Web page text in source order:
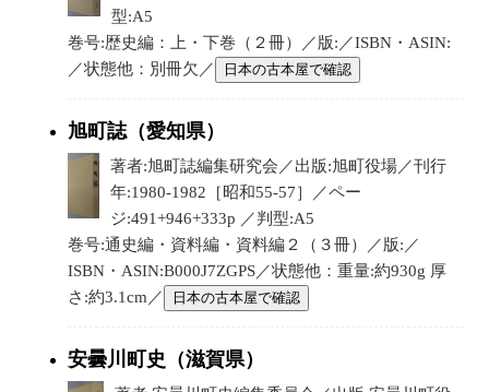
型:A5
巻号:歴史編：上・下巻（２冊）／版:／ISBN・ASIN:
／状態他：別冊欠／
日本の古本屋で確認
旭町誌（愛知県）
著者:旭町誌編集研究会／出版:旭町役場／刊行
年:1980-1982［昭和55-57］／ペー
ジ:491+946+333p ／判型:A5
巻号:通史編・資料編・資料編２（３冊）／版:／
ISBN・ASIN:B000J7ZGPS／状態他：重量:約930g 厚
さ:約3.1cm／
日本の古本屋で確認
安曇川町史（滋賀県）